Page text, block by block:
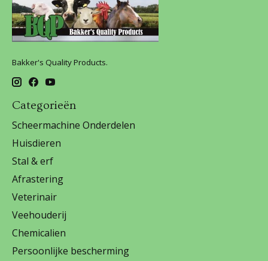
Bakker's Quality Products.
Categorieën
Scheermachine Onderdelen
Huisdieren
Stal & erf
Afrastering
Veterinair
Veehouderij
Chemicalien
Persoonlijke bescherming